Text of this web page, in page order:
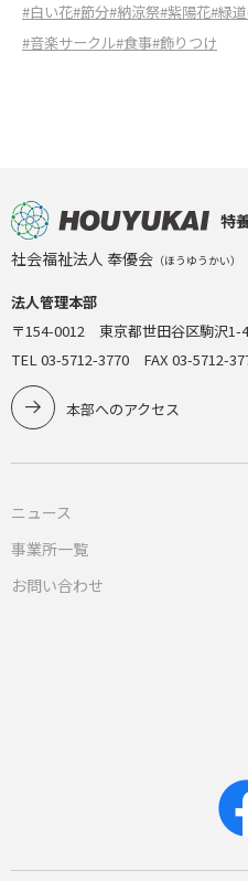
#白い花#節分#納涼祭#紫陽花#緑道
#音楽サークル#食事#飾りつけ
特
社会福祉法人 奉優会 （ほうゆうかい）
法人管理本部
〒154-0012 東京都世田谷区駒沢
TEL 03-5712-3770 FAX 03-5712-
本部へのアクセス
ニュース
事業所一覧
お問い合わせ